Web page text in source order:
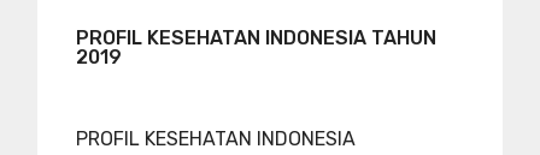
PROFIL KESEHATAN INDONESIA TAHUN
2019
PROFIL KESEHATAN INDONESIA